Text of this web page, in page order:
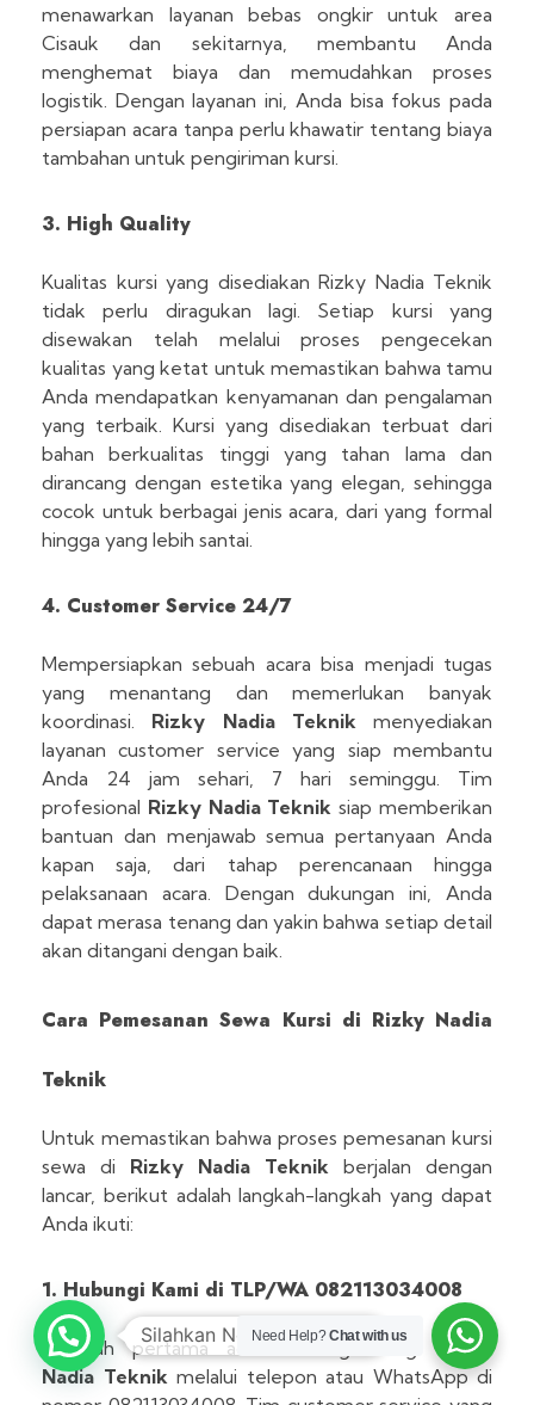
menawarkan layanan bebas ongkir untuk area
Cisauk dan sekitarnya, membantu Anda
menghemat biaya dan memudahkan proses
logistik. Dengan layanan ini, Anda bisa fokus pada
persiapan acara tanpa perlu khawatir tentang biaya
tambahan untuk pengiriman kursi.
3. High Quality
Kualitas kursi yang disediakan Rizky Nadia Teknik
tidak perlu diragukan lagi. Setiap kursi yang
disewakan telah melalui proses pengecekan
kualitas yang ketat untuk memastikan bahwa tamu
Anda mendapatkan kenyamanan dan pengalaman
yang terbaik. Kursi yang disediakan terbuat dari
bahan berkualitas tinggi yang tahan lama dan
dirancang dengan estetika yang elegan, sehingga
cocok untuk berbagai jenis acara, dari yang formal
hingga yang lebih santai.
4. Customer Service 24/7
Mempersiapkan sebuah acara bisa menjadi tugas
yang menantang dan memerlukan banyak
koordinasi. Rizky Nadia Teknikmenyediakan
layanan customer service yang siap membantu
Anda 24 jam sehari, 7 hari seminggu. Tim
profesional Rizky Nadia Teknik siap memberikan
bantuan dan menjawab semua pertanyaan Anda
kapan saja, dari tahap perencanaan hingga
pelaksanaan acara. Dengan dukungan ini, Anda
dapat merasa tenang dan yakin bahwa setiap detail
akan ditangani dengan baik.
Cara Pemesanan Sewa Kursi di Rizky Nadia
Teknik
Untuk memastikan bahwa proses pemesanan kursi
sewa di Rizky Nadia Teknik berjalan dengan
lancar, berikut adalah langkah-langkah yang dapat
Anda ikuti:
1. Hubungi Kami di TLP/WA 082113034008
Langkah pertama adalah menghubungi Rizky
Nadia Teknikmelalui telepon atau WhatsApp di
Need Help?Chat with us
1